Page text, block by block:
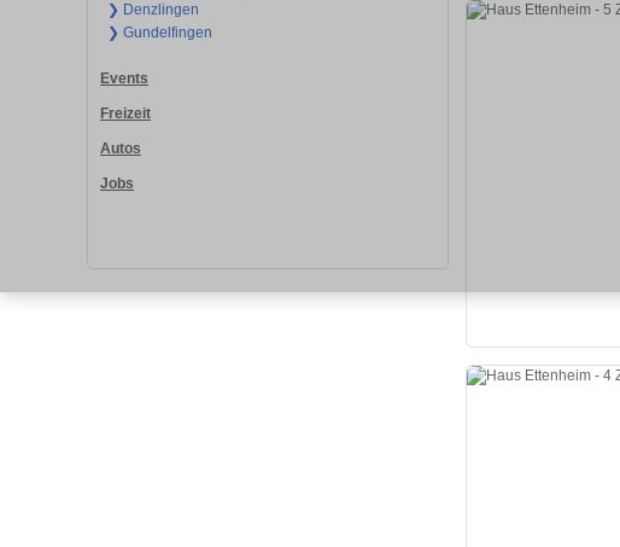
❯ Denzlingen
❯ Gundelfingen
Events
Freizeit
Autos
Jobs